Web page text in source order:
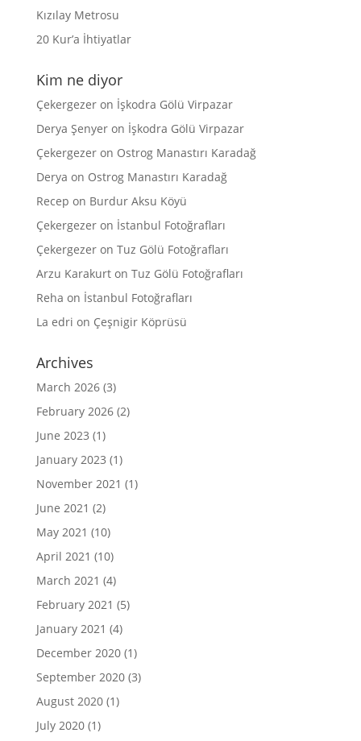
Kızılay Metrosu
20 Kur’a İhtiyatlar
Kim ne diyor
Çekergezeron İşkodra Gölü Virpazar
Derya Şenyeron İşkodra Gölü Virpazar
Çekergezeron Ostrog Manastırı Karadağ
Derya on Ostrog Manastırı Karadağ
Recep on Burdur Aksu Köyü
Çekergezeron İstanbul Fotoğrafları
Çekergezeron Tuz Gölü Fotoğrafları
Arzu Karakurton Tuz Gölü Fotoğrafları
Reha on İstanbul Fotoğrafları
La edri on Çeşnigir Köprüsü
Archives
March 2026(3)
February 2026(2)
June 2023 (1)
January 2023 (1)
November 2021 (1)
June 2021 (2)
May 2021 (10)
April 2021 (10)
March 2021 (4)
February 2021 (5)
January 2021 (4)
December 2020(1)
September 2020(3)
August 2020(1)
July 2020(1)